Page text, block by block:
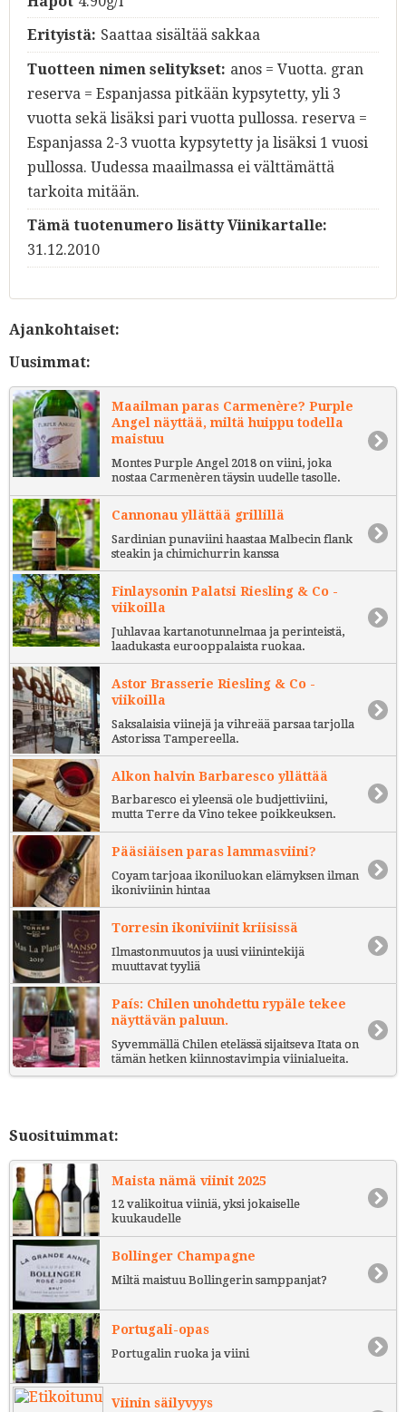
Erityistä: Saattaa sisältää sakkaa
Tuotteen nimen selitykset: anos = Vuotta. gran
reserva = Espanjassa pitkään kypsytetty, yli 3
vuotta sekä lisäksi pari vuotta pullossa. reserva =
Espanjassa 2-3 vuotta kypsytetty ja lisäksi 1 vuosi
pullossa. Uudessa maailmassa ei välttämättä
tarkoita mitään.
Tämä tuotenumero lisätty Viinikartalle:
31.12.2010
Ajankohtaiset:
Uusimmat:
Maailman paras Carmenère? Purple
Angel näyttää, miltä huippu todella
maistuu
Montes Purple Angel 2018 on viini, joka
nostaa Carmenèren täysin uudelle tasolle.
Cannonau yllättää grillillä
Sardinian punaviini haastaa Malbecin flank
steakin ja chimichurrin kanssa
Finlaysonin Palatsi Riesling & Co -
viikoilla
Juhlavaa kartanotunnelmaa ja perinteistä,
laadukasta eurooppalaista ruokaa.
Astor Brasserie Riesling & Co -
viikoilla
Saksalaisia viinejä ja vihreää parsaa tarjolla
Astorissa Tampereella.
Alkon halvin Barbaresco yllättää
Barbaresco ei yleensä ole budjettiviini,
mutta Terre da Vino tekee poikkeuksen.
Pääsiäisen paras lammasviini?
Coyam tarjoaa ikoniluokan elämyksen ilman
ikoniviinin hintaa
Torresin ikoniviinit kriisissä
Ilmastonmuutos ja uusi viinintekijä
muuttavat tyyliä
País: Chilen unohdettu rypäle tekee
näyttävän paluun.
Syvemmällä Chilen etelässä sijaitseva Itata on
tämän hetken kiinnostavimpia viinialueita.
Suosituimmat:
Maista nämä viinit 2025
12 valikoitua viiniä, yksi jokaiselle
kuukaudelle
Bollinger Champagne
Miltä maistuu Bollingerin samppanjat?
Portugali-opas
Portugalin ruoka ja viini
Viinin säilyvyys